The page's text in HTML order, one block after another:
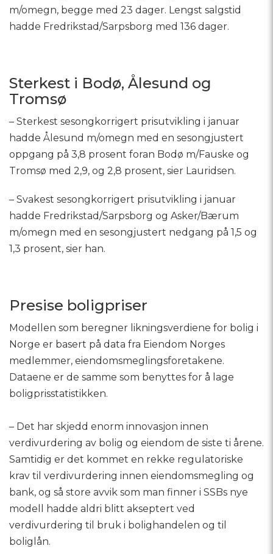
m/omegn, begge med 23 dager. Lengst salgstid
hadde Fredrikstad/Sarpsborg med 136 dager.
Sterkest i Bodø, Ålesund og
Tromsø
– Sterkest sesongkorrigert prisutvikling i januar
hadde Ålesund m/omegn med en sesongjustert
oppgang på 3,8 prosent foran Bodø m/Fauske og
Tromsø med 2,9, og 2,8 prosent, sier Lauridsen.
– Svakest sesongkorrigert prisutvikling i januar
hadde Fredrikstad/Sarpsborg og Asker/Bærum
m/omegn med en sesongjustert nedgang på 1,5 og
1,3 prosent, sier han.
Presise boligpriser
Modellen som beregner likningsverdiene for bolig i
Norge er basert på data fra Eiendom Norges
medlemmer, eiendomsmeglingsforetakene.
Dataene er de samme som benyttes for å lage
boligprisstatistikken.
– Det har skjedd enorm innovasjon innen
verdivurdering av bolig og eiendom de siste ti årene.
Samtidig er det kommet en rekke regulatoriske
krav til verdivurdering innen eiendomsmegling og
bank, og så store avvik som man finner i SSBs nye
modell hadde aldri blitt akseptert ved
verdivurdering til bruk i bolighandelen og til
boliglån.